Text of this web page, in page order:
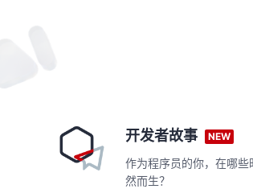
开发者故事 NEW
作为程序员的你，在哪些
然而生？